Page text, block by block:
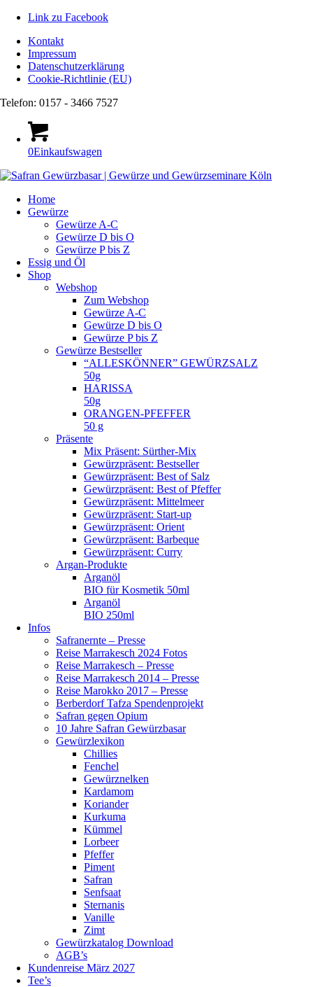
Link zu Facebook
Kontakt
Impressum
Datenschutzerklärung
Cookie-Richtlinie (EU)
Telefon: 0157 - 3466 7527
0Einkaufswagen
Home
Gewürze
Gewürze A-C
Gewürze D bis O
Gewürze P bis Z
Essig und Öl
Shop
Webshop
Zum Webshop
Gewürze A-C
Gewürze D bis O
Gewürze P bis Z
Gewürze Bestseller
“ALLESKÖNNER” GEWÜRZSALZ
50g
HARISSA
50g
ORANGEN-PFEFFER
50 g
Präsente
Mix Präsent: Sürther-Mix
Gewürzpräsent: Bestseller
Gewürzpräsent: Best of Salz
Gewürzpräsent: Best of Pfeffer
Gewürzpräsent: Mittelmeer
Gewürzpräsent: Start-up
Gewürzpräsent: Orient
Gewürzpräsent: Barbeque
Gewürzpräsent: Curry
Argan-Produkte
Arganöl
BIO für Kosmetik 50ml
Arganöl
BIO 250ml
Infos
Safranernte – Presse
Reise Marrakesch 2024 Fotos
Reise Marrakesch – Presse
Reise Marrakesch 2014 – Presse
Reise Marokko 2017 – Presse
Berberdorf Tafza Spendenprojekt
Safran gegen Opium
10 Jahre Safran Gewürzbasar
Gewürzlexikon
Chillies
Fenchel
Gewürznelken
Kardamom
Koriander
Kurkuma
Kümmel
Lorbeer
Pfeffer
Piment
Safran
Senfsaat
Sternanis
Vanille
Zimt
Gewürzkatalog Download
AGB’s
Kundenreise März 2027
Tee’s